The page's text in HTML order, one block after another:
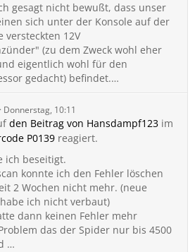
gesagt nicht bewußt, dass unser
sich unter der Konsole auf der
versteckten 12V
(zu dem Zweck wohl eher
eigentlich wohl für den
gedacht) befindet.…
Donnerstag, 10:11
den Beitrag von Hansdampf123 im
P0139 reagiert.
ich beseitigt.
konnte ich den Fehler löschen
2 Wochen nicht mehr. (neue
ich nicht verbaut)
dann keinen Fehler mehr
das der Spider nur bis 4500
…